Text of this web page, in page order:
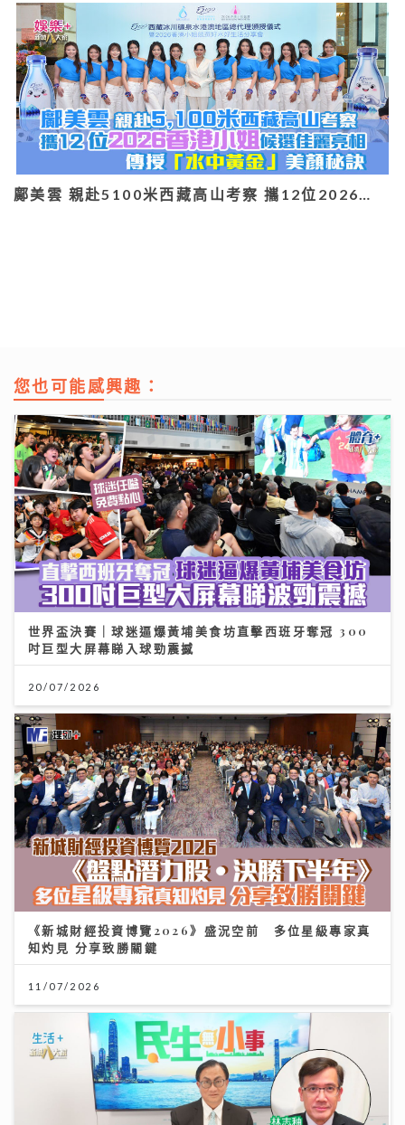
鄺美雲 親赴5100米西藏高山考察 攜12位2026…
您也可能感興趣：
世界盃決賽｜球迷逼爆黃埔美食坊直擊西班牙奪冠 300
吋巨型大屏幕睇入球勁震撼
20/07/2026
《新城財經投資博覽2026》盛況空前 多位星級專家真
知灼見 分享致勝關鍵
11/07/2026